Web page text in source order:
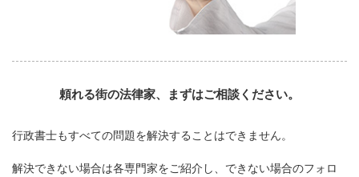
頼れる街の法律家、まずはご相談ください。
行政書士もすべての問題を解決することはできません。
解決できない場合は各専門家をご紹介し、できない場合のフォロ